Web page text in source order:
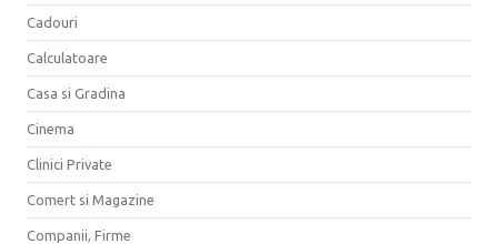
Cadouri
Calculatoare
Casa si Gradina
Cinema
Clinici Private
Comert si Magazine
Companii, Firme